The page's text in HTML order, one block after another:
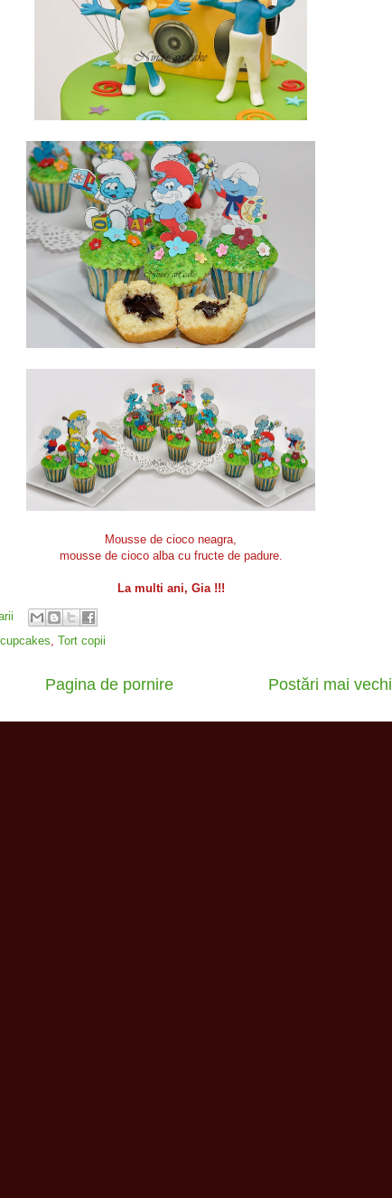
Mousse de cioco neagra,
mousse de cioco alba cu fructe de padure.
La multi ani, Gia !!!
cupcakes Tort copii
Postări mai vechi
Pagina de pornire